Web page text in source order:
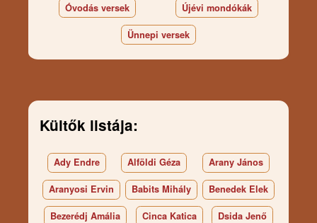
Óvodás versek Újévi mondókák
Ünnepi versek
Kültők listája:
Ady Endre Alföldi Géza Arany János
Aranyosi Ervin Babits Mihály Benedek Elek
Bezerédj Amália Cinca Katica Dsida Jenő